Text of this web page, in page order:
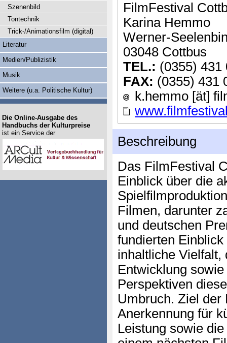
FilmFestival
Karina Hemmo
Werner-
03048 Cottbus
TEL.: (0355) 431
FAX: (0355) 431
k.hemmo [ät]
Beschreibung
Das FilmFestival
Einblick über die
Filmen, darunter
und deutschen
fundierten
inhaltliche Vielfalt,
Entwicklung
Perspektiven
Umbruch. Ziel der
Anerkennung für
Leistung sowie
Szenenbild
Tontechnik
Trick-/Animationsfilm (digital)
Literatur
Medien/Publizistik
Musik
Weitere (u.a. Politische Kultur)
Die Online-Ausgabe des
Handbuchs der Kulturpreise
ist ein Service der